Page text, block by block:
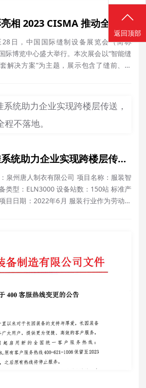
长园装备精彩亮相 2023 CISMA 推动全球服装行业数字化、智能化升级
日，中国国际缝制设备展览会（简称
际博览中心盛大举行。本次展会以“智能缝
解决方案”为主题，展示包含了缝前、缝
司（简称：长园装备）携智能裁剪机、智
系……
长园装备吊挂系统助力企业实现跨楼层传送，从裁片到包装全程不落地。
泉州唐人制衣有限公司 项目名称：服装智
类型：ELN3000 设备站数：150站 标准产
年6月 服装行业作为劳动密
返回顶部